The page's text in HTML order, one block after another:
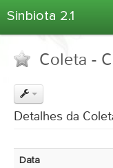
Sinbiota 2.1
Informações
Coletas
Coleta -
Detalhes da
Data